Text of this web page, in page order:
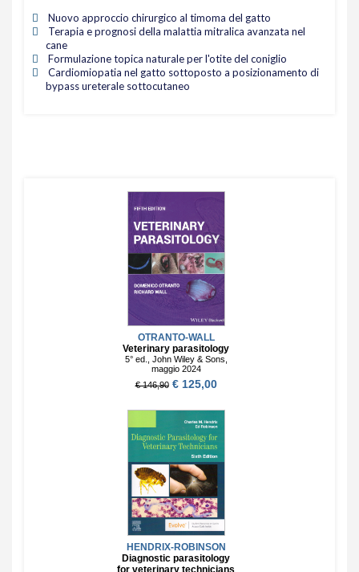
Nuovo approccio chirurgico al timoma del gatto
Terapia e prognosi della malattia mitralica avanzata nel
cane
Formulazione topica naturale per l'otite del coniglio
Cardiomiopatia nel gatto sottoposto a posizionamento di
bypass ureterale sottocutaneo